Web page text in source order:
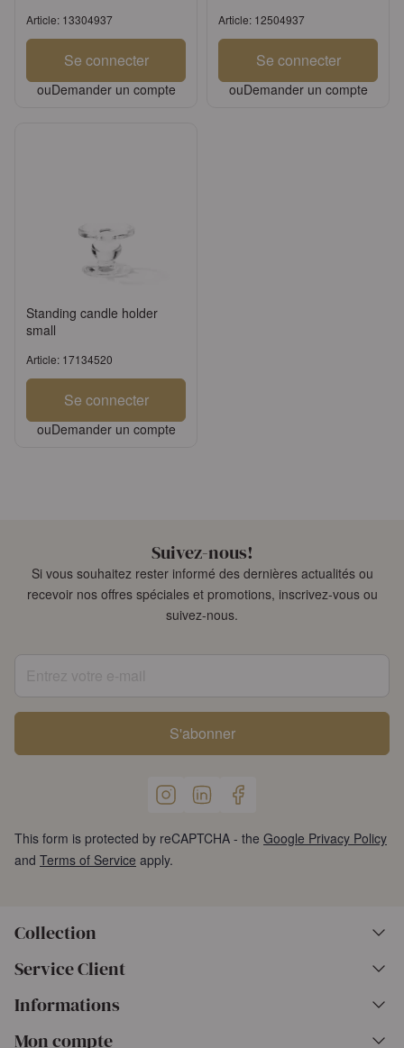
Article: 13304937
Se connecter
ouDemander un compte
Article: 12504937
Se connecter
ouDemander un compte
Standing candle holder
small
Article: 17134520
Se connecter
ouDemander un compte
Suivez-nous!
Si vous souhaitez rester informé des dernières actualités ou
recevoir nos offres spéciales et promotions, inscrivez-vous ou
suivez-nous.
S'abonner
This form is protected by reCAPTCHA - the Google Privacy Policy
and Terms of Service apply.
Collection
Service Client
Informations
Mon compte